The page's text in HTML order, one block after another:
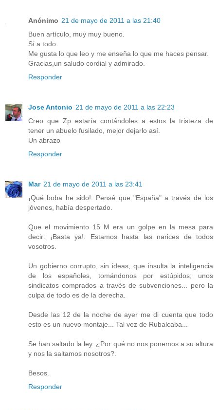
Anónimo 21 de mayo de 2011 a las 21:40
Buen artículo, muy muy bueno.
Sí a todo.
Me gusta lo que leo y me enseña lo que me haces pensar.
Gracias,un saludo cordial y admirado.
Responder
Jose Antonio 21 de mayo de 2011 a las 22:23
Creo que Zp estaría contándoles a estos la tristeza de
tener un abuelo fusilado, mejor dejarlo así.
Un abrazo
Responder
Mar 21 de mayo de 2011 a las 23:41
¡Qué boba he sido!. Pensé que "España" a través de los
jóvenes, había despertado.
Que el movimiento 15 M era un golpe en la mesa para
decir: ¡Basta ya!. Estamos hasta las narices de todos
vosotros.
Un gobierno corrupto, sin ideas, que insulta la inteligencia
de los españoles, tomándonos por estúpidos; unos
sindicatos comprados a través de subvenciones... pero la
culpa de todo es de la derecha.
Desde las 12 de la noche de ayer me di cuenta que todo
esto es un nuevo montaje... Tal vez de Rubalcaba...
Se han saltado la ley. ¿Por qué no nos ponemos a su altura
y nos la saltamos nosotros?.
Besos.
Responder